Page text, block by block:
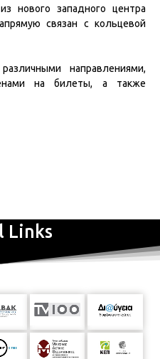
нового западного центра
связан с кольцевой
направлениями,
на билеты, а также
Links